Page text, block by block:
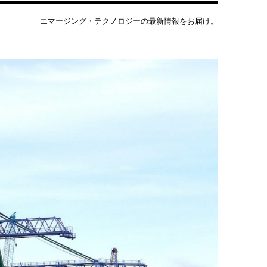
エマージング・テクノロジーの最新情報をお届け。